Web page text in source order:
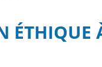
ÉTHIQUE